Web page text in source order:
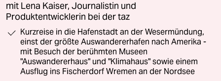
mit Lena Kaiser, Journalistin und
Produktentwicklerin bei der taz
Kurzreise in die Hafenstadt an der Wesermündung,
einst der größte Auswandererhafen nach Amerika -
mit Besuch der berühmten Museen
"Auswandererhaus" und "Klimahaus" sowie einem
Ausflug ins Fischerdorf Wremen an der Nordsee